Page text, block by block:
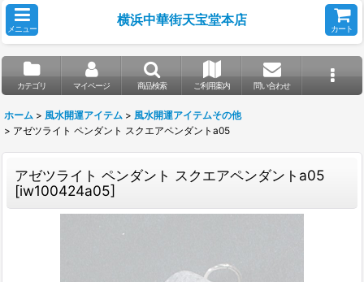
メニュー
横浜中華街天宝堂本店
カート
カテゴリ マイページ 商品検索 ご利用案内 問い合わせ
ホーム > 風水開運アイテム > 風水開運アイテムその他
> アゼツライト ペンダント スクエアペンダントa05
アゼツライト ペンダント スクエアペンダントa05
[iw100424a05]